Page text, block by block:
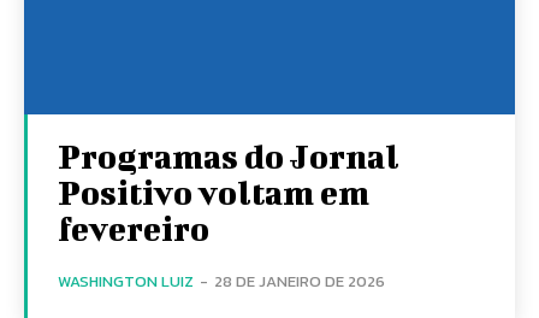
Programas do Jornal
Positivo voltam em
fevereiro
WASHINGTON LUIZ - 28 DE JANEIRO DE 2026